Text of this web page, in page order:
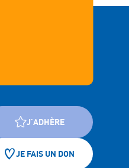
J'ADHÈRE
JE FAIS UN DON